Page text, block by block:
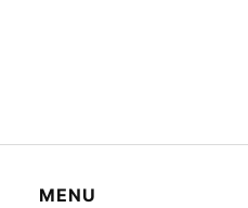
MENU